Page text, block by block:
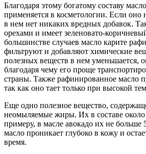
Благодаря этому богатому составу
применяется в косметологии. Если оно
в нем нет никаких вредных добавок.
орехами и имеет зеленовато-
большинстве случаев масло карите
фильтруют и добавляют химические
полезных веществ в нем уменьшается,
благодаря чему его проще
страны. Также рафинированное масло
так как оно тает только при высокой
Еще одно полезное вещество,
неомыляемые жиры. Их в составе около
примеру, в масле авокадо их не больше
масло проникает глубоко в кожу и
время.